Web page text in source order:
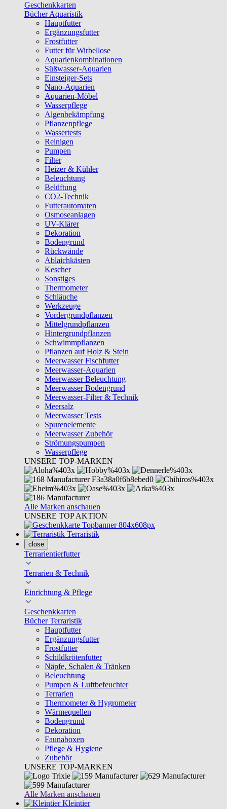
Geschenkkarten
Bücher Aquaristik
Hauptfutter
Ergänzungsfutter
Frostfutter
Futter für Wirbellose
Aquarienkombinationen
Süßwasser-Aquarien
Einsteiger-Sets
Nano-Aquarien
Aquarien-Möbel
Wasserpflege
Algenbekämpfung
Pflanzenpflege
Wassertests
Reinigen
Pumpen
Filter
Heizer & Kühler
Beleuchtung
Belüftung
CO2-Technik
Futterautomaten
Osmoseanlagen
UV-Klärer
Dekoration
Bodengrund
Rückwände
Ablaichkästen
Kescher
Sonstiges
Thermometer
Schläuche
Werkzeuge
Vordergrundpflanzen
Mittelgrundpflanzen
Hintergrundpflanzen
Schwimmpflanzen
Pflanzen auf Holz & Stein
Meerwasser Fischfutter
Meerwasser-Aquarien
Meerwasser Beleuchtung
Meerwasser Bodengrund
Meerwasser-Filter & Technik
Meersalz
Meerwasser Tests
Spurenelemente
Meerwasser Zubehör
Strömungspumpen
Wasserpflege
UNSERE TOP-MARKEN
Alle Marken anschauen
UNSERE TOP AKTION
Terraristik
close
Terrarientierfutter
Terrarien & Technik
Einrichtung & Pflege
Geschenkkarten
Bücher Terraristik
Hauptfutter
Ergänzungsfutter
Frostfutter
Schildkrötenfutter
Näpfe, Schalen & Tränken
Beleuchtung
Pumpen & Luftbefeuchter
Terrarien
Thermometer & Hygrometer
Wärmequellen
Bodengrund
Dekoration
Faunaboxen
Pflege & Hygiene
Zubehör
UNSERE TOP-MARKEN
Alle Marken anschauen
Kleintier